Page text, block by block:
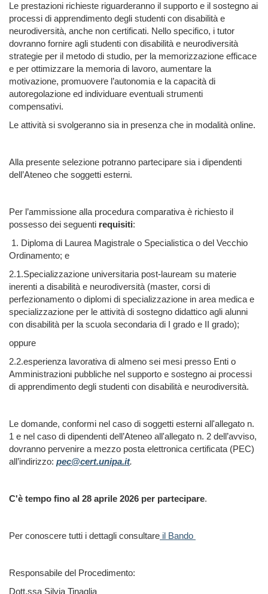
Le prestazioni richieste riguarderanno il supporto e il sostegno ai
processi di apprendimento degli studenti con disabilità e
neurodiversità, anche non certificati. Nello specifico, i tutor
dovranno fornire agli studenti con disabilità e neurodiversità
strategie per il metodo di studio, per la memorizzazione efficace
e per ottimizzare la memoria di lavoro, aumentare la
motivazione, promuovere l’autonomia e la capacità di
autoregolazione ed individuare eventuali strumenti
compensativi.
Le attività si svolgeranno sia in presenza che in modalità online.
Alla presente selezione potranno partecipare sia i dipendenti
dell’Ateneo che soggetti esterni.
Per l’ammissione alla procedura comparativa è richiesto il
possesso dei seguenti requisiti:
1. Diploma di Laurea Magistrale o Specialistica o del Vecchio
Ordinamento; e
2.1.Specializzazione universitaria post-lauream su materie
inerenti a disabilità e neurodiversità (master, corsi di
perfezionamento o diplomi di specializzazione in area medica e
specializzazione per le attività di sostegno didattico agli alunni
con disabilità per la scuola secondaria di I grado e II grado);
oppure
2.2.esperienza lavorativa di almeno sei mesi presso Enti o
Amministrazioni pubbliche nel supporto e sostegno ai processi
di apprendimento degli studenti con disabilità e neurodiversità.
Le domande, conformi nel caso di soggetti esterni all'allegato n.
1 e nel caso di dipendenti dell’Ateneo all'allegato n. 2 dell’avviso,
dovranno pervenire a mezzo posta elettronica certificata (PEC)
all’indirizzo: pec@cert.unipa.it.
C'è tempo fino al 28 aprile 2026 per partecipare.
Per conoscere tutti i dettagli consultare il Bando
Responsabile del Procedimento:
Dott.ssa Silvia Tinaglia